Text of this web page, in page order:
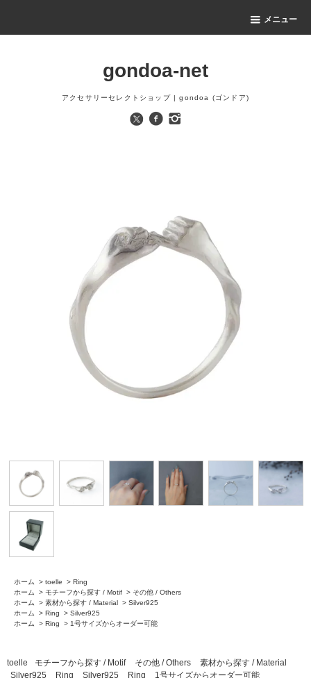
メニュー
gondoa-net
アクセサリーセレクトショップ | gondoa (ゴンドア)
ホーム > toelle > Ring
ホーム
> モチーフから探す / Motif > その他 / Others
ホーム
> 素材から探す / Material > Silver925
ホーム
> Ring > Silver925
ホーム
> Ring > 1号サイズからオーダー可能
toelle モチーフから探す / Motif その他 / Others
素材から探す / Material
Silver925
Ring Silver925 Ring 1号サイズからオーダー可能